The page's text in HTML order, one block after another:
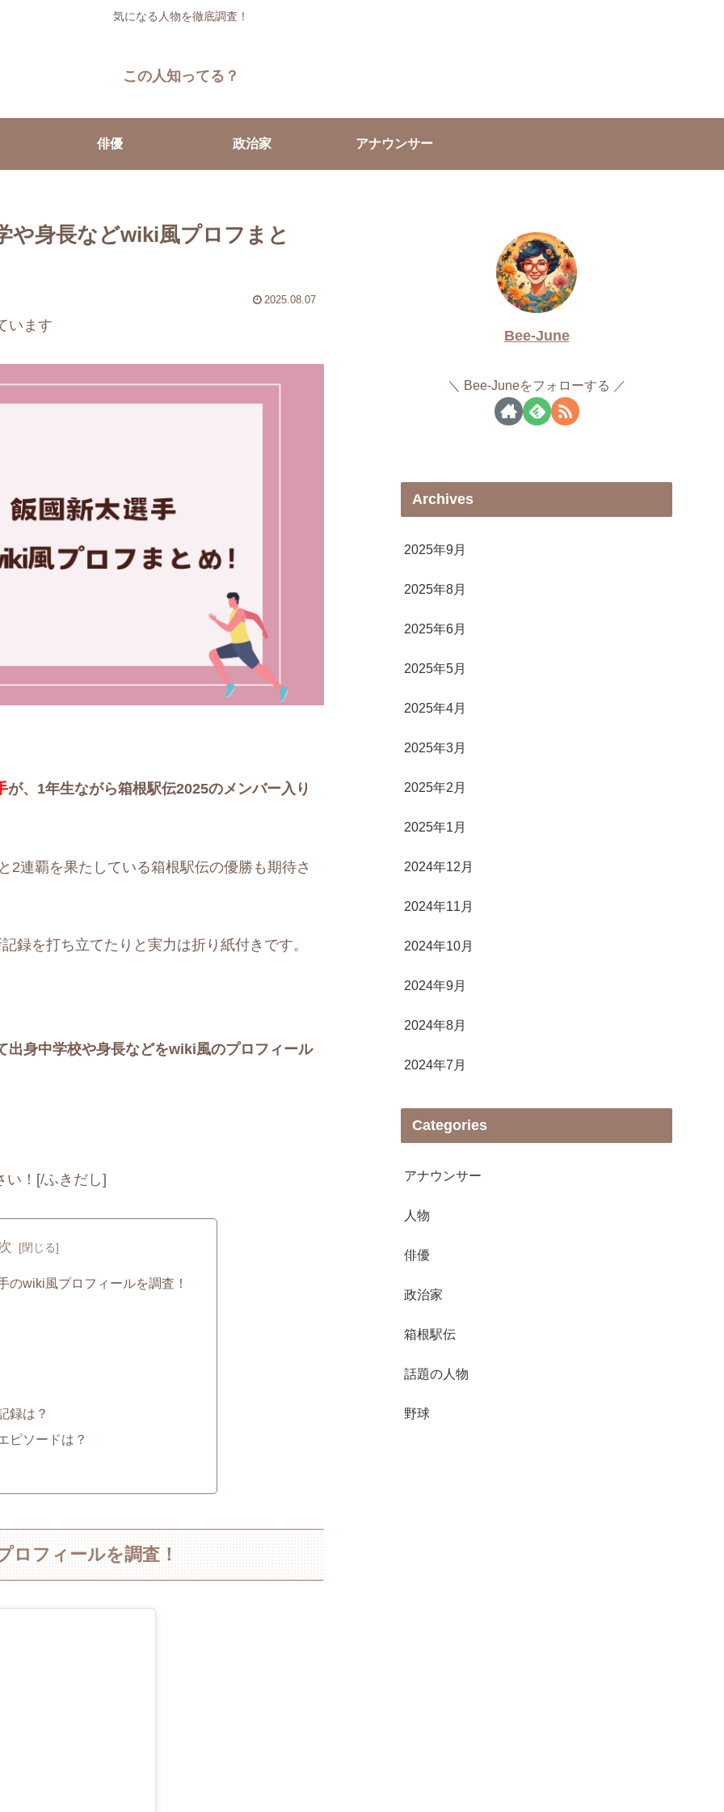
気になる人物を徹底調査！
この人知ってる？
俳優 政治家 アナウンサー
や身長などwiki風プロフまと
2025.08.07
います
が、1年生ながら箱根駅伝2025のメンバー入り
2連覇を果たしている箱根駅伝の優勝も期待さ
録を打ち立てたりと実力は折り紙付きです。
出身中学校や身長などをwiki風のプロフィール
い！[/ふきだし]
のwiki風プロフィールを調査！
録は？
ピソードは？
ロフィールを調査！
Bee-June
Bee-Juneをフォローする
Archives
2025年9月
2025年8月
2025年6月
2025年5月
2025年4月
2025年3月
2025年2月
2025年1月
2024年12月
2024年11月
2024年10月
2024年9月
2024年8月
2024年7月
Categories
アナウンサー
人物
俳優
政治家
箱根駅伝
話題の人物
野球